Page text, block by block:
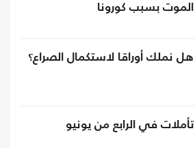
الموت بسبب كورونا
هل نملك أوراقا لاستكمال الصراع؟
تأملات في الرابع من يونيو